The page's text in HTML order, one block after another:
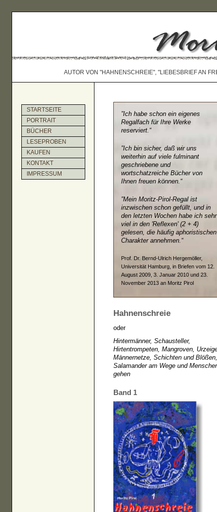
AUTOR VON "HAHNENSCHREIE", "LIEBESBRIEF AN
STARTSEITE
PORTRAIT
BÜCHER
LESEPROBEN
KAUFEN
KONTAKT
IMPRESSUM
”Ich habe schon ein eigenes
Regalfach für Ihre Werke
reserviert.“
”Ich bin sicher, daß wir uns
weiterhin auf viele fulminant
geschriebene und
wortschatzreiche Bücher von
Ihnen freuen können.“
”Mein Moritz-Pirol-Regal ist
inzwischen schon gefüllt, und in
den letzten Wochen habe ich sehr
viel in den 'Reflexen' (2 + 4)
gelesen, die häufig aphoristischen
Charakter annehmen.“
Prof. Dr. Bernd-Ulrich Hergemöller,
Universität Hamburg, in Briefen vom 12.
August 2009, 3. Januar 2010 und 23.
November 2013 an Moritz Pirol
Hahnenschreie
oder
Hintermänner, Schausteller,
Hirtentrompeten, Mangroven,
Männernetze, Schichten und
Salamander am Wege und
gehen
Band 1